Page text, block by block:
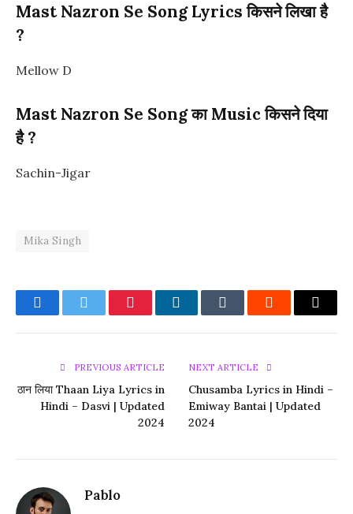
Mast Nazron Se SongLyrics किसने लिखा है
?
Mellow D
Mast Nazron Se Song का Music किसने दिया
है ?
Sachin-Jigar
Mika Singh
FacebookTwitter PinterestLinkedInTumblr Reddit Email
PREVIOUS ARTICLE
ठान लिया Thaan Liya Lyrics in
Hindi – Dasvi | Updated
2024
NEXT ARTICLE
Chusamba Lyrics in Hindi –
Emiway Bantai | Updated
2024
Pablo